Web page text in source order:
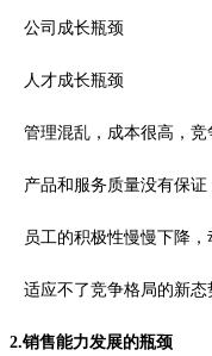
公司成长瓶颈
人才成长瓶颈
管理混乱，成本很高，
产品和服务质量没有保
员工的积极性慢慢下降，
适应不了竞争格局的新
2.销售能力发展的瓶颈